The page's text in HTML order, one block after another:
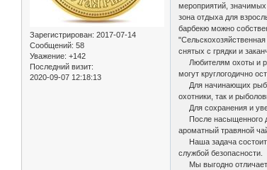
Зарегистрирован: 2017-07-14
Сообщений: 58
Уважение: +142
Последний визит:
2020-09-07 12:18:13
мероприятий,
зона отдыха для
барбекю можно
снятых с грядки и
Любителям охоты и
могут круглогодично
Для начинающих
охотники, так и
Для сохранения и
После насыщенного
ароматный травяной
Наша задача состоит
службой безопасности.
Мы выгодно